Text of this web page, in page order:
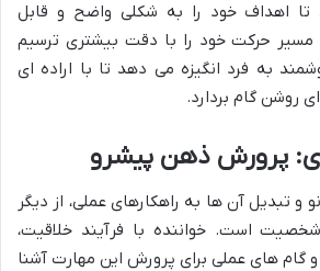
تا اهداف خود را به شکلی واضح و قابل
مسیر حرکت خود را با دقت بیشتری ترسیم
به فرد انگیزه می دهد تا با اراده ای
روشن گام بردارد.
پرورش ذهن پیشرو
و تبدیل آن ها به راهکارهای عملی، از دیگر
است. خواننده با فرآیند خلاقیت،
گام های عملی برای پرورش این مهارت آشنا